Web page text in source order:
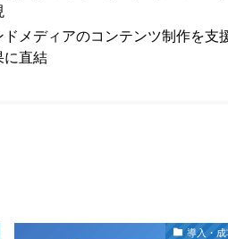
メディアのコンテンツ制作を支
に直結
導入・成